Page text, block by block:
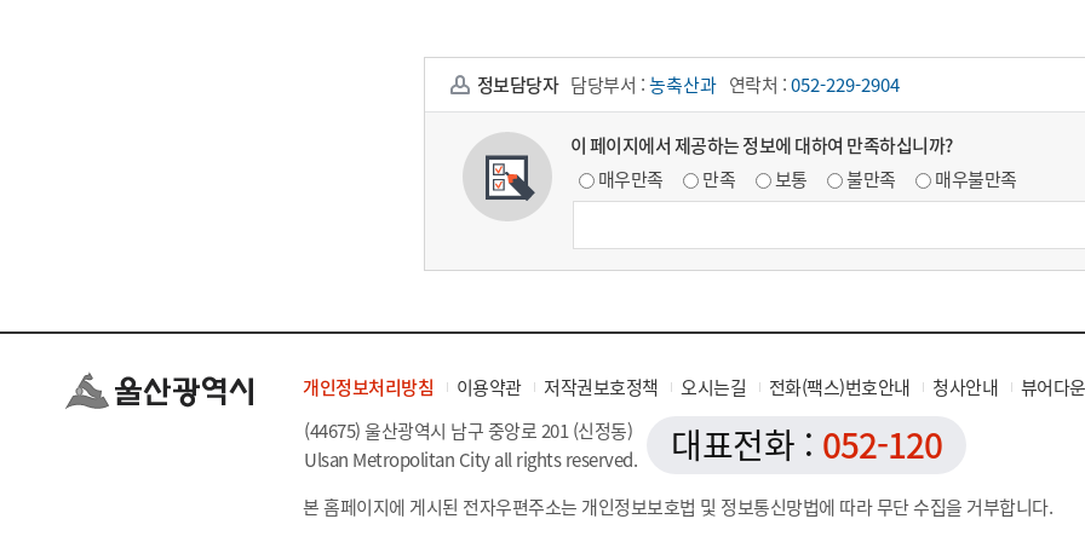
정보담당자 담당부서 :농축산과 연락처 :052-229-2904
이 페이지에서 제공하는 정보에 대하여 만족하십니까?
매우만족
만족 보통 불만족 매우불만족
개인정보처리방침 이용약관 저작권보호정책 오시는길 전화(팩스)번호안내 청사안내
뷰어다
(44675) 울산광역시 남구 중앙로 201 (신정동)
Ulsan Metropolitan City all rights reserved.
대표전화 : 052-120
본 홈페이지에 게시된 전자우편주소는 개인정보보호법 및 정보통신망법에 따라 무단 수집을 거부합니다.